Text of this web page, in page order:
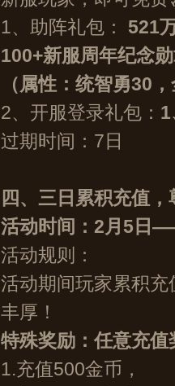
1、助阵礼包： 521
100+新服周年纪念
（属性：统智勇30
2、开服登录礼包：
过期时间：7日
四、三日累积充值
活动时间 ：2月5日
活动规则：
活动期间玩家累积
丰厚！
特殊奖励：任意充值
1.充值500金币，